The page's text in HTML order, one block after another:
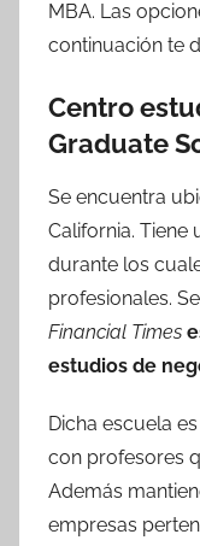
MBA. Las
continuación te
Centro
Graduate
Se encuentra
California. Tiene
durante los
profesionales.
Financial Times
estudios de
Dicha escuela
con profesores
Además
empresas